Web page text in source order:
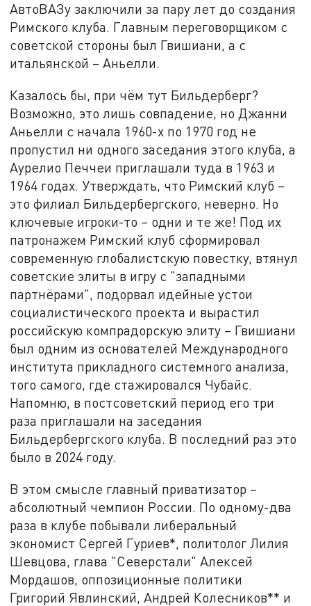
АвтоВАЗу заключили за пару лет до создания
Римского клуба. Главным переговорщиком с
советской стороны был Гвишиани, а с
итальянской – Аньелли.
Казалось бы, при чём тут Бильдерберг?
Возможно, это лишь совпадение, но Джанни
Аньелли с начала 1960-х по 1970 год не
пропустил ни одного заседания этого клуба, а
Аурелио Печчеи приглашали туда в 1963 и
1964 годах. Утверждать, что Римский клуб –
это филиал Бильдербергского, неверно. Но
ключевые игроки-то – одни и те же! Под их
патронажем Римский клуб сформировал
современную глобалистскую повестку, втянул
советские элиты в игру с "западными
партнёрами", подорвал идейные устои
социалистического проекта и вырастил
российскую компрадорскую элиту – Гвишиани
был одним из основателей Международного
института прикладного системного анализа,
того самого, где стажировался Чубайс.
Напомню, в постсоветский период его три
раза приглашали на заседания
Бильдербергского клуба. В последний раз это
было в 2024 году.
В этом смысле главный приватизатор –
абсолютный чемпион России. По одному-два
раза в клубе побывали либеральный
экономист Сергей Гуриев*, политолог Лилия
Шевцова, глава "Северстали" Алексей
Мордашов, оппозиционные политики
Григорий Явлинский, Андрей Колесников** и